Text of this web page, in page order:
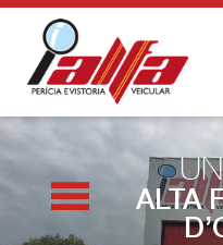
ALTA